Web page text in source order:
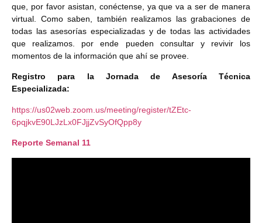
que, por favor asistan, conéctense, ya que va a ser de manera
virtual. Como saben, también realizamos las grabaciones de
todas las asesorías especializadas y de todas las actividades
que realizamos. por ende pueden consultar y revivir los
momentos de la información que ahí se provee.
Registro para la Jornada de Asesoría Técnica
Especializada:
https://us02web.zoom.us/meeting/register/tZEtc-
6pqjkvE90LJzLx0FJjjZvSyOfQpp8y
Reporte Semanal 11